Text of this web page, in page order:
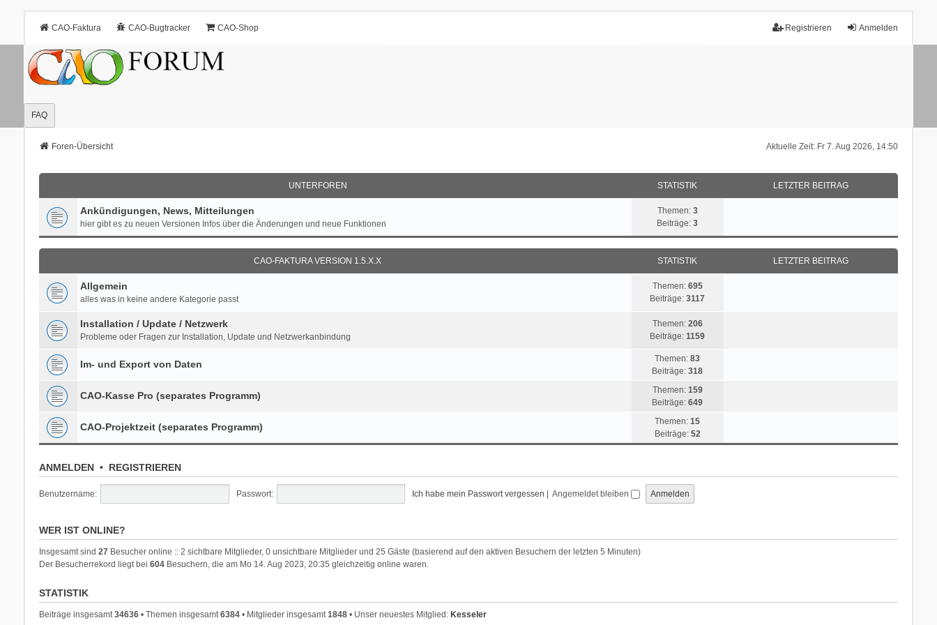
Anmelden
Registrieren
CAO-Faktura CAO-Bugtracker CAO-Shop
FAQ
Aktuelle Zeit: Fr 7. Aug 2026, 14:50
Foren-Übersicht
UNTERFOREN STATISTIK LETZTER BEITRAG
Ankündigungen, News, Mitteilungen
hier gibt es zu neuen Versionen Infos über die Änderungen und neue Funktionen
Themen: 3
Beiträge:3
CAO-FAKTURA VERSION 1.5.X.X STATISTIK LETZTER BEITRAG
Allgemein
alles was in keine andere Kategorie passt
Themen: 695
Beiträge:3117
Installation / Update / Netzwerk
Probleme oder Fragen zur Installation, Update und Netzwerkanbindung
Themen: 206
Beiträge:1159
Im- und Export von Daten Themen:83
Beiträge:318
CAO-Kasse Pro (separates Programm) Themen: 159
Beiträge:649
CAO-Projektzeit (separates Programm) Themen:15
Beiträge: 52
ANMELDEN• REGISTRIEREN
Benutzername: Passwort: Ich habe mein Passwort vergessen | Angemeldet bleiben
WER IST ONLINE?
Insgesamt sind 27Besucher online :: 2 sichtbare Mitglieder, 0 unsichtbare Mitglieder und 25 Gäste (basierend auf den aktiven Besuchern der letzten 5 Minuten)
Der Besucherrekord liegt bei 604Besuchern, die am Mo 14. Aug 2023, 20:35 gleichzeitig online waren.
STATISTIK
Beiträge insgesamt34636• Themen insgesamt6384• Mitglieder insgesamt1848• Unser neuestes Mitglied: Kesseler